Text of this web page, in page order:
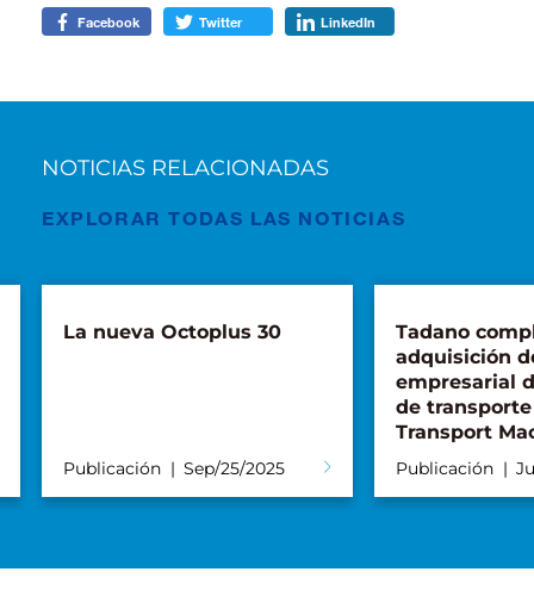
Facebook Twitter LinkedIn
NOTICIAS RELACIONADAS
EXPLORAR TODAS LAS NOTICIAS
La nueva Octoplus 30
Publicación Sep/25/2025
Tadano
adquisición
empresarial
de
Transport
Publicación